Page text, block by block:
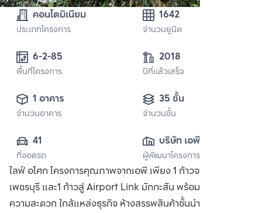
คอนโดมิเนียม
ประเภทโครงการ
1642
จำนวนยูนิต
6-2-85
พื้นที่โครงการ
2018
ปีที่แล้วเสร็จ
1 อาคาร
จำนวนอาคาร
35 ชั้น
จำนวนชั้น
41
ที่จอดรถ
บริษัท เอพี
(เพชรบุรี) จำกัด
ผู้พัฒนาโครงการ
ไลฟ์ อโศก โครงการคุณภาพจากเอพี เพียง 1 ก้าวจาก MRT
เพชรบุรี และ1 ก้าวสู่ Airport Link มักกะสัน พร้อมสิ่งอำนวย
ความสะดวก ใกล้แหล่งธุรกิจ ห้างสรรพสินค้าชั้นนำ